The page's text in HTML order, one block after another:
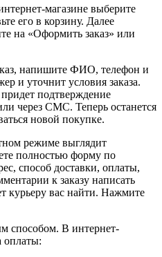
магазине выберите
его в корзину. Далее
на «Оформить заказ» или
напишите ФИО, телефон и
и уточнит условия заказа.
придет подтверждение
через СМС. Теперь останется
новой покупке.
режиме выглядит
полностью форму по
способ доставки, оплаты,
к заказу написать
курьеру вас найти. Нажмите
способом. В интернет-
оплаты: